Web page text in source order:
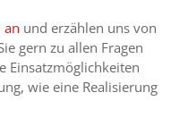
an und erzählen uns von
gern zu allen Fragen
Einsatzmöglichkeiten
wie eine Realisierung